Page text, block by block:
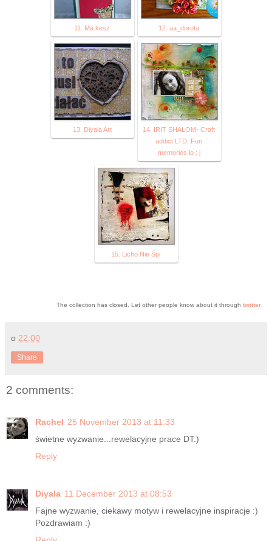
11. Ma.kesz 12. aa_dorota
13. Diyala Art
14. IRIT SHALOM- Craft
addict LTD: Fun
memories lo : j
15. Licho Nie Śpi
The collection has closed. Let other people know about it through twitter
o 22:00
Share
2 comments:
Rachel 25 November 2013 at 11:33
świetne wyzwanie...rewelacyjne prace DT:)
Reply
Diyala 11 December 2013 at 08:53
Fajne wyzwanie, ciekawy motyw i rewelacyjne inspiracje :)
Pozdrawiam :)